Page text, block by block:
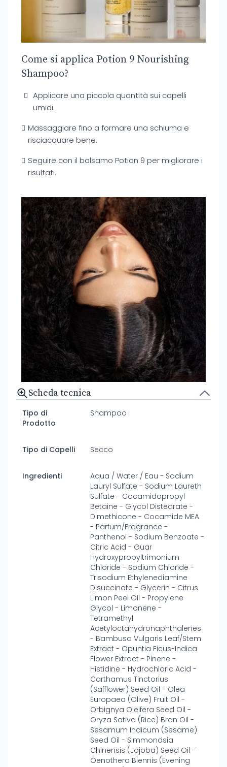
Come si applica Potion 9 Nourishing
Shampoo?
Applicare una piccola quantità sui capelli
umidi.
Massaggiare fino a formare una schiuma e
risciacquare bene.
Seguire con il balsamo Potion 9 per migliorare i
risultati.
Scheda tecnica
Tipo di
Prodotto
Shampoo
Tipo di Capelli Secco
Ingredienti
Aqua / Water / Eau - Sodium
Lauryl Sulfate - Sodium Laureth
Sulfate - Cocamidopropyl
Betaine - Glycol Distearate -
Dimethicone - Cocamide MEA
- Parfum/Fragrance -
Panthenol - Sodium Benzoate -
Citric Acid - Guar
Hydroxypropyltrimonium
Chloride - Sodium Chloride -
Trisodium Ethylenediamine
Disuccinate - Glycerin - Citrus
Limon Peel Oil - Propylene
Glycol - Limonene -
Tetramethyl
Acetyloctahydronaphthalenes
- Bambusa Vulgaris Leaf/Stem
Extract - Opuntia Ficus-Indica
Flower Extract - Pinene -
Histidine - Hydrochloric Acid -
Carthamus Tinctorius
(Safflower) Seed Oil - Olea
Europaea (Olive) Fruit Oil -
Orbignya Oleifera Seed Oil -
Oryza Sativa (Rice) Bran Oil -
Sesamum Indicum (Sesame)
Seed Oil - Simmondsia
Chinensis (Jojoba) Seed Oil -
Oenothera Biennis (Evening